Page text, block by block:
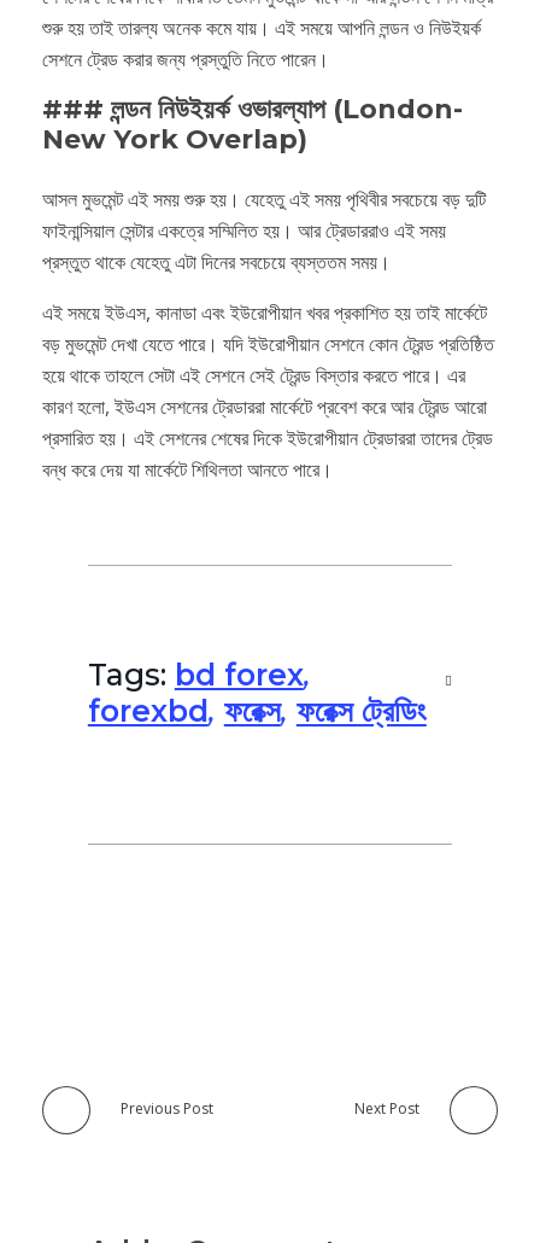
শুরু হয় তাই তারল্য অনেক কমে যায়। এই সময়ে আপনি লন্ডন ও নিউইয়র্ক
সেশনে ট্রেড করার জন্য প্রস্তুতি নিতে পারেন।
### লন্ডন নিউইয়র্ক ওভারল্যাপ (London-
New York Overlap)
আসল মুভমেন্ট এই সময় শুরু হয়। যেহেতু এই সময় পৃথিবীর সবচেয়ে বড় দুটি
ফাইনান্সিয়াল সেন্টার একত্রে সম্মিলিত হয়। আর ট্রেডাররাও এই সময়
প্রস্তুত থাকে যেহেতু এটা দিনের সবচেয়ে ব্যস্ততম সময়।
এই সময়ে ইউএস, কানাডা এবং ইউরোপীয়ান খবর প্রকাশিত হয় তাই মার্কেটে
বড় মুভমেন্ট দেখা যেতে পারে। যদি ইউরোপীয়ান সেশনে কোন ট্রেন্ড প্রতিষ্ঠিত
হয়ে থাকে তাহলে সেটা এই সেশনে সেই ট্রেন্ড বিস্তার করতে পারে। এর
কারণ হলো, ইউএস সেশনের ট্রেডাররা মার্কেটে প্রবেশ করে আর ট্রেন্ড আরো
প্রসারিত হয়। এই সেশনের শেষের দিকে ইউরোপীয়ান ট্রেডাররা তাদের ট্রেড
বন্ধ করে দেয় যা মার্কেটে শিথিলতা আনতে পারে।
Tags: bd forex,
forexbd, ফরেক্স, ফরেক্স ট্রেডিং
Previous Post Next Post